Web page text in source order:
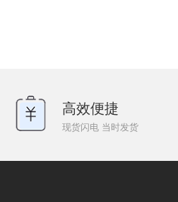
高效便捷
现货闪电 当时发货